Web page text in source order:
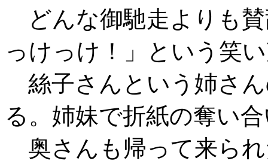
どんな御馳走よりも
っけっけ！」という笑
絲子さんという姉さ
る。姉妹で折紙の奪い
奥さんも帰って来ら